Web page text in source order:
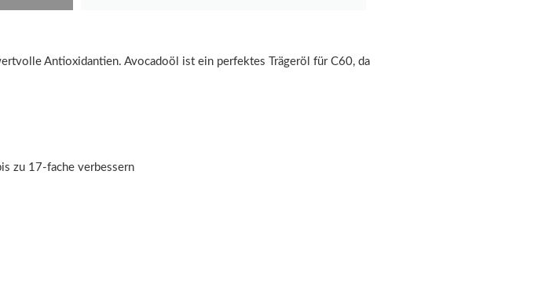
Antioxidantien. Avocadoöl ist ein perfektes Trägeröl für C60, da
zu 17-fache verbessern